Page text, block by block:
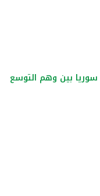
سوريا بين وهم التوسع